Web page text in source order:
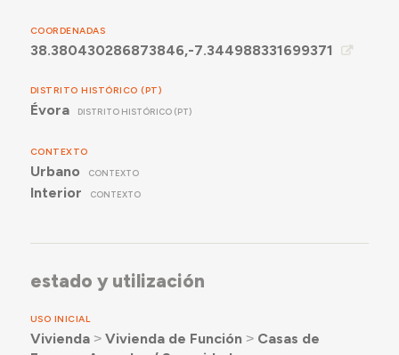
COORDENADAS
38.380430286873846,-7.344988331699371
DISTRITO HISTÓRICO (PT)
Évora DISTRITO HISTÓRICO (PT)
CONTEXTO
Urbano CONTEXTO
Interior CONTEXTO
estado y utilización
USO INICIAL
Vivienda˃ Vivienda de Función ˃ Casas de